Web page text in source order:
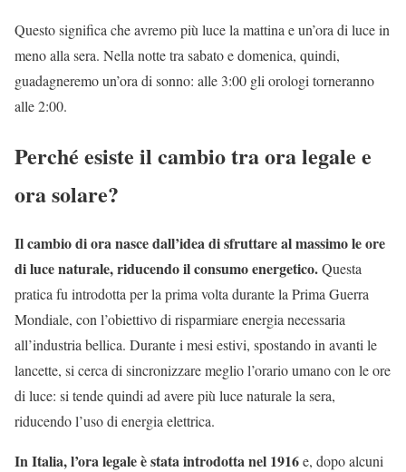
Questo significa che avremo più luce la mattina e un’ora di luce in
meno alla sera. Nella notte tra sabato e domenica, quindi,
guadagneremo un’ora di sonno: alle 3:00 gli orologi torneranno
alle 2:00.
Perché esiste il cambio tra ora legale e
ora solare?
Il cambio di ora nasce dall’idea di sfruttare al massimo le ore
di luce naturale, riducendo il consumo energetico.Questa
pratica fu introdotta per la prima volta durante la Prima Guerra
Mondiale, con l’obiettivo di risparmiare energia necessaria
all’industria bellica. Durante i mesi estivi, spostando in avanti le
lancette, si cerca di sincronizzare meglio l’orario umano con le ore
di luce: si tende quindi ad avere più luce naturale la sera,
riducendo l’uso di energia elettrica.
In Italia, l’ora legale è stata introdotta nel 1916e, dopo alcuni